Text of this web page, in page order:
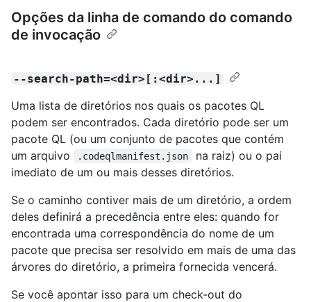
Opções da linha de comando do comando
de invocação
--search-path=<dir>[:<dir>...]
Uma lista de diretórios nos quais os pacotes QL
podem ser encontrados. Cada diretório pode ser um
pacote QL (ou um conjunto de pacotes que contém
um arquivo
.codeqlmanifest.json
na raiz) ou o pai
imediato de um ou mais desses diretórios.
Se o caminho contiver mais de um diretório, a ordem
deles definirá a precedência entre eles: quando for
encontrada uma correspondência do nome de um
pacote que precisa ser resolvido em mais de uma das
árvores do diretório, a primeira fornecida vencerá.
Se você apontar isso para um check-out do